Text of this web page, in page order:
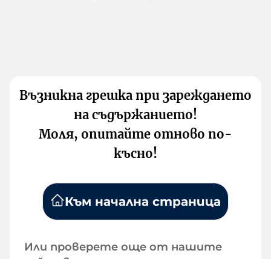
Възникна грешка при зареждането
на съдържанието!
Моля, опитайте отново по-
късно!
Към начална страница
Или проверете още от нашите